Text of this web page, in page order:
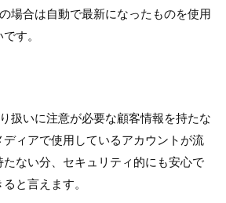
場合は自動で最新になったものを使用
す。
扱いに注意が必要な顧客情報を持たな
ディアで使用しているアカウントが流
たない分、セキュリティ的にも安心で
と言えます。